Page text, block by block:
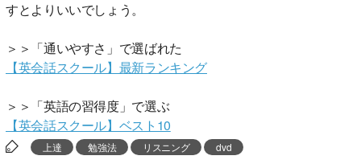
すとよりいいでしょう。
＞＞「通いやすさ」で選ばれた
【英会話スクール】最新ランキング
＞＞「英語の習得度」で選ぶ
【英会話スクール】ベスト10
上達 勉強法 リスニング dvd